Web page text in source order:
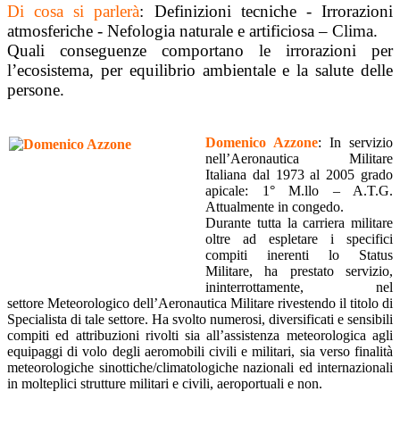
Di cosa si parlerà: Definizioni tecniche - Irrorazioni
atmosferiche - Nefologia naturale e artificiosa – Clima.
Quali conseguenze comportano le irrorazioni per
l’ecosistema, per equilibrio ambientale e la salute delle
persone.
Domenico Azzone: In servizio
nell’Aeronautica Militare
Italiana dal 1973 al 2005 grado
apicale: 1° M.llo – A.T.G.
Attualmente in congedo.
Durante tutta la carriera militare
oltre ad espletare i specifici
compiti inerenti lo Status
Militare, ha prestato servizio,
ininterrottamente, nel
settore Meteorologico dell’Aeronautica Militare rivestendo il titolo di
Specialista di tale settore. Ha svolto numerosi, diversificati e sensibili
compiti ed attribuzioni rivolti sia all’assistenza meteorologica agli
equipaggi di volo degli aeromobili civili e militari, sia verso finalità
meteorologiche sinottiche/climatologiche nazionali ed internazionali
in molteplici strutture militari e civili, aeroportuali e non.